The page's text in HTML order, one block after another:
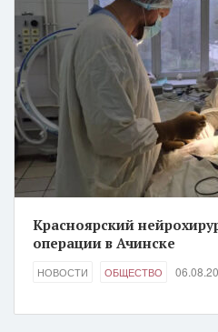
Красноярский
операции в Ачинске
НОВОСТИ ОБЩЕСТВО